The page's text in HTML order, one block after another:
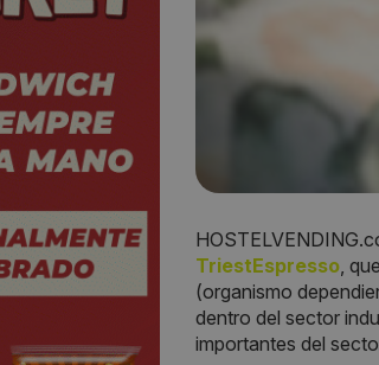
TriestEspresso,
(organismo
dentro del sector
importantes del